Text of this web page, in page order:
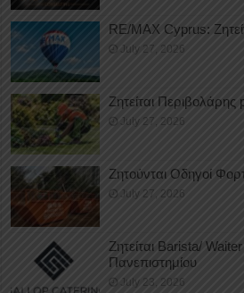
RE/MAX Cyprus:
July 27, 2026
Ζητείται Περιβολάρης
July 27, 2026
Ζητούνται Οδηγοί
July 27, 2026
Ζητείται Barista/
Πανεπιστημίου
July 23, 2026